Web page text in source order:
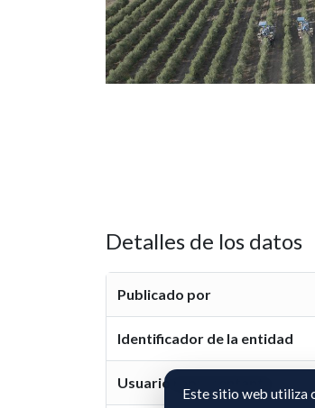
Detalles de los datos
Publicado por
Identificador de la entidad
Usuario representante
Este sitio web utiliza